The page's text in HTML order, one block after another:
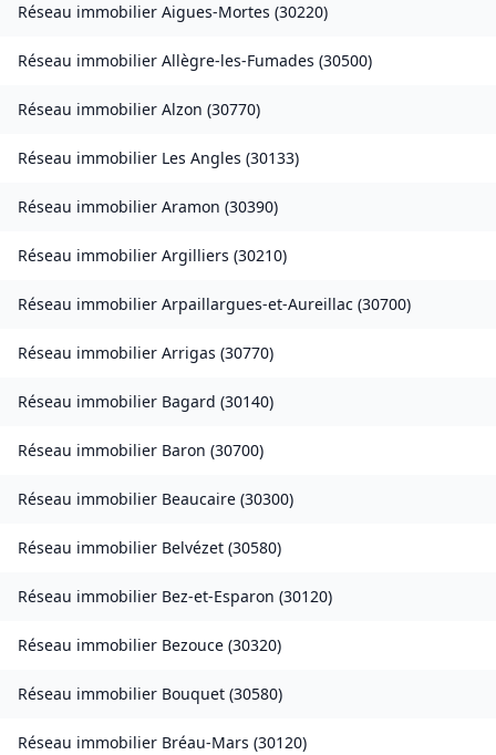
Réseau immobilier Aigues-Mortes (30220)
Réseau immobilier Allègre-les-Fumades (30500)
Réseau immobilier Alzon (30770)
Réseau immobilier Les Angles (30133)
Réseau immobilier Aramon (30390)
Réseau immobilier Argilliers (30210)
Réseau immobilier Arpaillargues-et-Aureillac (30700)
Réseau immobilier Arrigas (30770)
Réseau immobilier Bagard (30140)
Réseau immobilier Baron (30700)
Réseau immobilier Beaucaire (30300)
Réseau immobilier Belvézet (30580)
Réseau immobilier Bez-et-Esparon (30120)
Réseau immobilier Bezouce (30320)
Réseau immobilier Bouquet (30580)
Réseau immobilier Bréau-Mars (30120)